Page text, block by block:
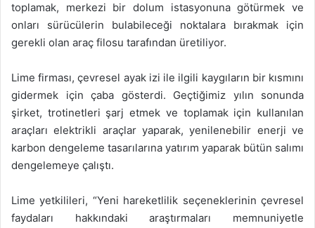
toplamak, merkezi bir dolum istasyonuna götürmek ve
onları sürücülerin bulabileceği noktalara bırakmak için
gerekli olan araç filosu tarafından üretiliyor.
Lime firması, çevresel ayak izi ile ilgili kaygıların bir kısmını
gidermek için çaba gösterdi. Geçtiğimiz yılın sonunda
şirket, trotinetleri şarj etmek ve toplamak için kullanılan
araçları elektrikli araçlar yaparak, yenilenebilir enerji ve
karbon dengeleme tasarılarına yatırım yaparak bütün salımı
dengelemeye çalıştı.
Lime yetkilileri, “Yeni hareketlilik seçeneklerinin çevresel
faydaları hakkındaki araştırmaları memnuniyetle